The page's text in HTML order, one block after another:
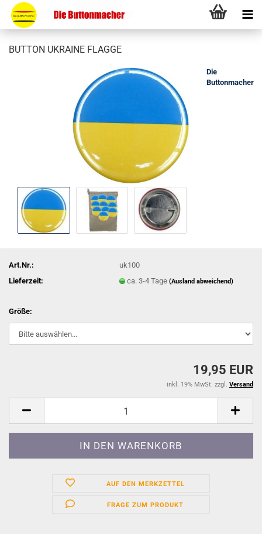
BUTTON UKRAINE FLAGGE
Die
Buttonmacher
Art.Nr.:
uk100
Lieferzeit:
ca. 3-4 Tage(Ausland abweichend)
Größe:
19,95 EUR
inkl. 19% MwSt. zzgl. Versand
AUF DEN MERKZETTEL
FRAGE ZUM PRODUKT